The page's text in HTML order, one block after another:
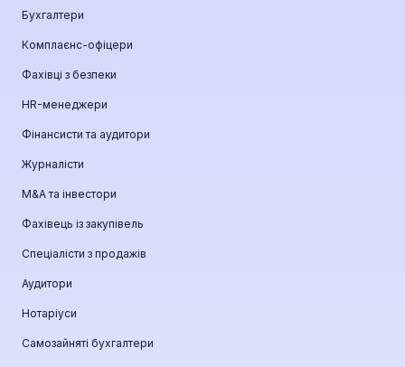
Бухгалтери
Комплаєнс-офіцери
Фахівці з безпеки
HR-менеджери
Фінансисти та аудитори
Журналісти
М&A та інвестори
Фахівець із закупівель
Спеціалісти з продажів
Аудитори
Нотаріуси
Самозайняті бухгалтери